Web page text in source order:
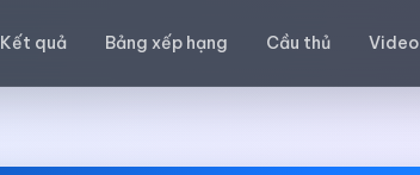
Kết quả Bảng xếp hạng Cầu thủ Video